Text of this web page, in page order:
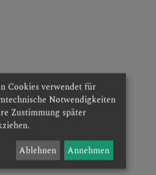
Cookies verwendet für
Notwendigkeiten
Zustimmung später
Ablehnen Annehmen